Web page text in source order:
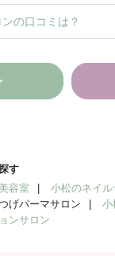
の口コミは？
す
容室
小松のネイル
げパーマサロン
小
ンサロン